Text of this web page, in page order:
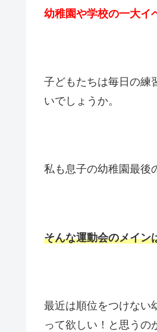
幼稚園や学校の一大イ
子どもたちは毎日の練
いでしょうか。
私も息子の幼稚園最後
そんな運動会のメイン
最近は順位をつけない
って欲しい！と思うの